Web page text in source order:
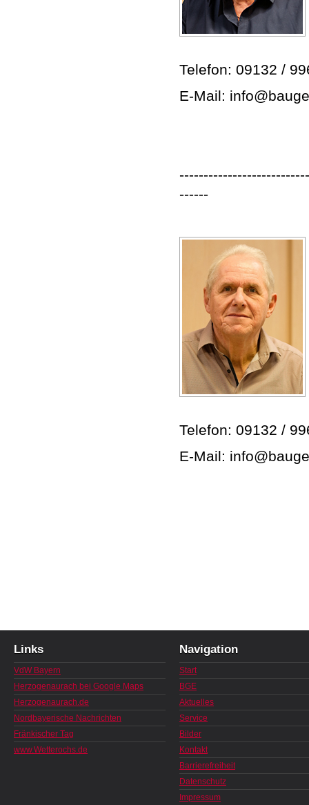
Telefon: 09132 /
E-Mail:
------
Telefon: 09132 /
E-Mail:
Links
VdW Bayern
Herzogenaurach bei Google Maps
Herzogenaurach.de
Nordbayerische Nachrichten
Fränkischer Tag
www.Wetterochs.de
Navigation
Start
BGE
Aktuelles
Service
Bilder
Kontakt
Barrierefreiheit
Datenschutz
Impressum